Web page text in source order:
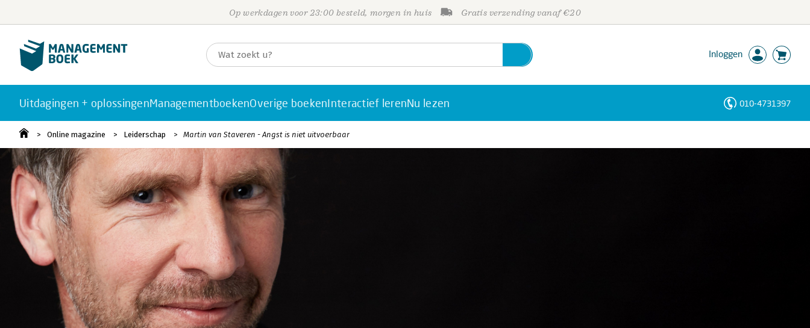
Op werkdagen voor 23:00 besteld, morgen in huis Gratis verzending vanaf €20
Inloggen
Uitdagingen + oplossingenManagementboekenOverige boekenInteractief lerenNu lezen 010-4731397
Online magazine Leiderschap Martin van Staveren - Angst is niet uitvoerbaar
Personen